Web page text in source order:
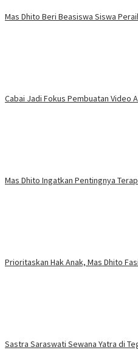
Mas Dhito Beri Beasiswa Siswa
Cabai Jadi Fokus Pembuatan Video
Mas Dhito Ingatkan Pentingnya
Prioritaskan Hak Anak, Mas Dhito
Sastra Saraswati Sewana Yatra di